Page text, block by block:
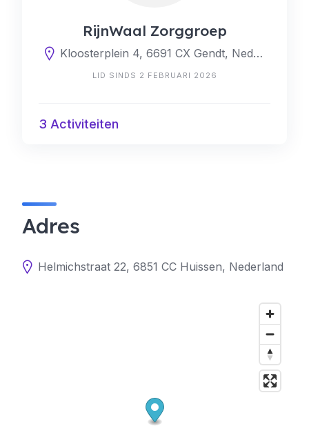
RijnWaal Zorggroep
Kloosterplein 4, 6691 CX Gendt, Nederland
LID SINDS 2 FEBRUARI 2026
3 Activiteiten
Adres
Helmichstraat 22, 6851 CC Huissen, Nederland